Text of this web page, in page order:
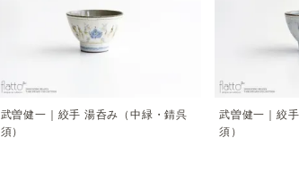
武曽健一｜絞手 湯呑み（中緑・錆呉
須）
武曽健一｜絞
須）